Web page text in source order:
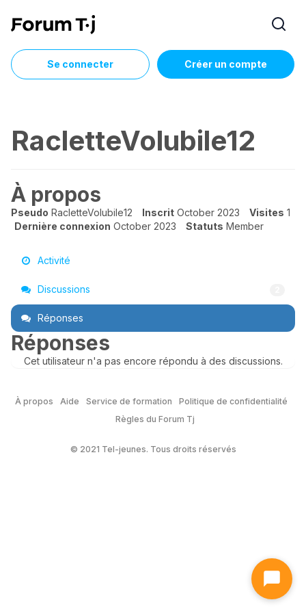
Se connecter Créer un compte
RacletteVolubile12
À propos
Pseudo RacletteVolubile12 Inscrit October 2023 Visites 1
Dernière connexion October 2023 Statuts Member
Activité
Discussions
Réponses
Réponses
Cet utilisateur n'a pas encore répondu à des discussions.
À propos Aide Service de formation
Politique de confidentialité
Règles du Forum Tj
© 2021 Tel-jeunes. Tous droits réservés